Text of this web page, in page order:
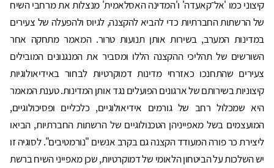
קיצוני כמו 'אל־קאעדה' ו'המדינה האסלאמית' מנצלות את מרחבי השיח
של הרשתות החברתיות כדי להביא להקצנה, לגיוס ולהפעלה של צעירים
במדינות המערב, בשירות אותן תנועות טרור. המאמר מתחקה אחר
השורשים של תהליכי ההקצנה הללו ומסביר את המנגנונים המובילים
צעירים שהתחנכו כאזרחי מדינות דמוקרטיות לבחור באידיאולוגיות
קיצוניות בשירותם של ארגונים הפועלים נגד אותן המדינות. טענת המאמר
היא שמכלול רחב של גורמים אידיאולוגיים, כלכליים ופסיכולוגיים,
המועצמים בשל מאפייניהן הטכנולוגיים של הרשתות החברתיות, הביאו
ליצירת כר פורה המעודד הקצנה גם בקרב אנשים "נורמטיבים". לסוגיה זו
יש השלכות על הביטחון הלאומי של דמוקרטיות, שכן מאפייני השיח ברשת